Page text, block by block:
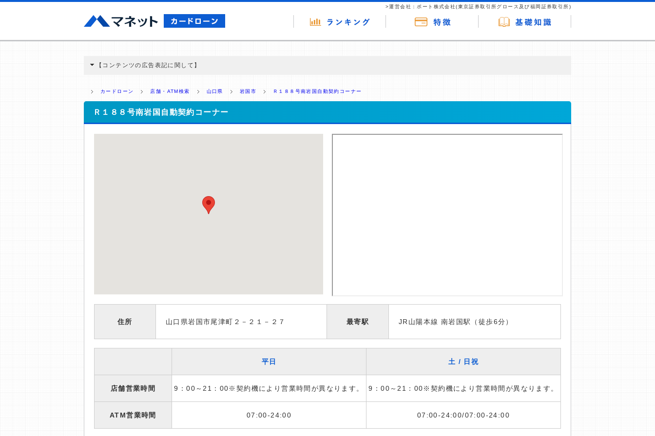
>運営会社：ポート株式会社(東京証券取引所グロース及び福岡証券取引所)
【コンテンツの広告表記に関して】
ミ収集などに基づき、公平性を担保した情報提供を行っています。
>提携企業一覧
カードローン 店舗・ATM検索 山口県 岩国市 Ｒ１８８号南岩国自動契約コーナー
Ｒ１８８号南岩国自動契約コーナー
住所 山口県岩国市尾津町２－２１－２７ 最寄駅 JR山陽本線 南岩国駅（徒歩6分）
平日 土 / 日祝
店舗営業時間 9：00～21：00※契約機により営業時間が異なります。 9：00～21：00※契約機により営業時間が異なります。
ATM営業時間 07:00-24:00 07:00-24:00/07:00-24:00